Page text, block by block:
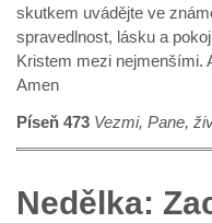
skutkem uvádějte ve
spravedlnost, lásku a
Kristem mezi nejmenšími.
Píseň 473 Vezmi, Pane,
Nedělka: